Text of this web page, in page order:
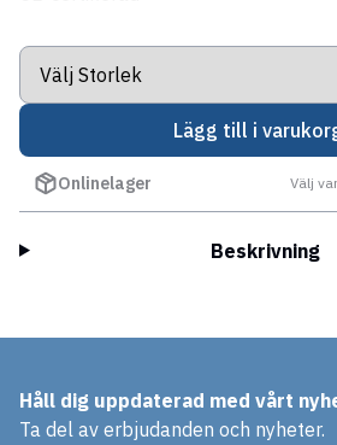
Lägg till i
Onlinelager Välj
Beskrivning
Håll dig uppdaterad med vårt
Ta del av erbjudanden och nyheter.